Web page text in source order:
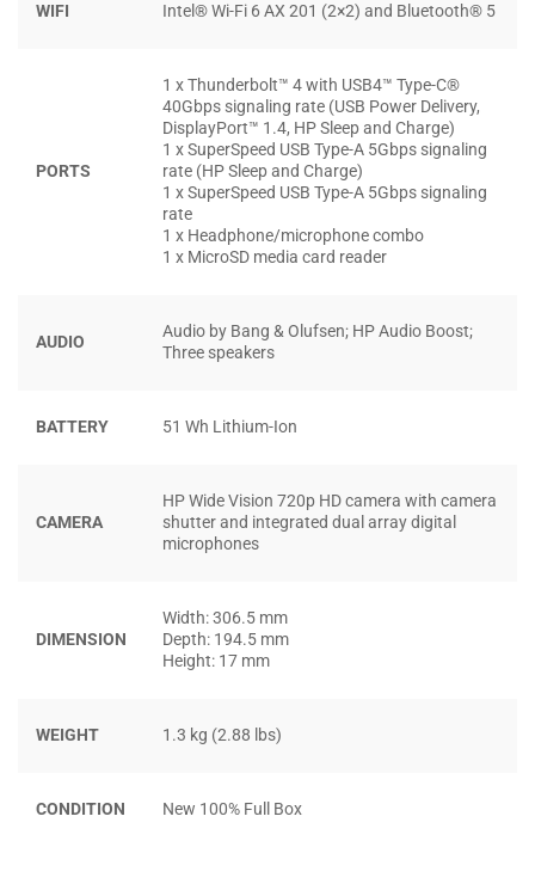
Bàn phím của HP Envy 13 cũng có đèn nền LED với 2 cấp
phòng thiếu ánh sáng. Máy cũng có nút quét dấu vân tay,
nên cảm giác trượt không trơn tru.
WIFI Intel® Wi-Fi 6 AX 201 (2×2) and Bluetooth® 5
PORTS
1 x Thunderbolt™ 4 with USB4™ Type-C®
40Gbps signaling rate (USB Power Delivery,
DisplayPort™ 1.4, HP Sleep and Charge)
1 x SuperSpeed USB Type-A 5Gbps signaling
rate (HP Sleep and Charge)
1 x SuperSpeed USB Type-A 5Gbps signaling
rate
1 x Headphone/microphone combo
1 x MicroSD media card reader
AUDIO
Audio by Bang & Olufsen; HP Audio Boost;
Three speakers
BATTERY 51 Wh Lithium-Ion
CAMERA
HP Wide Vision 720p HD camera with camera
shutter and integrated dual array digital
microphones
DIMENSION
Width: 306.5 mm
Depth: 194.5 mm
Height: 17 mm
WEIGHT 1.3 kg (2.88 lbs)
CONDITION New 100% Full Box